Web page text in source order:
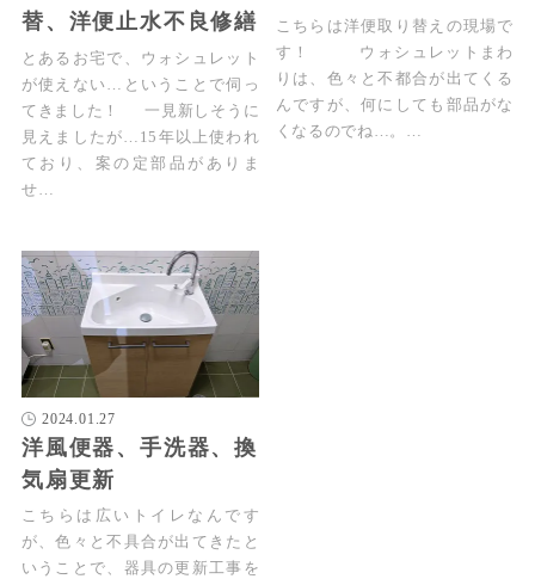
替、洋便止水不良修繕
とあるお宅で、ウォシュレット
が使えない…ということで伺っ
てきました！ 一見新しそうに
見えましたが…15年以上使われ
ており、案の定部品がありま
せ…
こちらは洋便取り替えの現場で
す！ ウォシュレットまわ
りは、色々と不都合が出てくる
んですが、何にしても部品がな
くなるのでね…。…
2024.01.27
洋風便器、手洗器、換
気扇更新
こちらは広いトイレなんです
が、色々と不具合が出てきたと
いうことで、器具の更新工事を